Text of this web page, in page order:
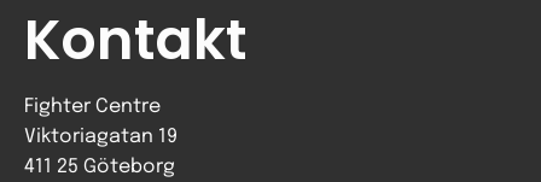
Kontakt
Fighter Centre
Viktoriagatan 19
411 25 Göteborg